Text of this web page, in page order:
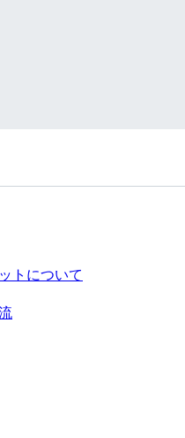
トについて